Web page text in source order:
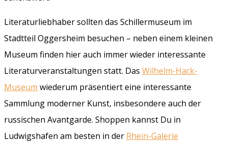
Literaturliebhaber sollten das Schillermuseum im
Stadtteil Oggersheim besuchen – neben einem kleinen
Museum finden hier auch immer wieder interessante
Literaturveranstaltungen statt. Das Wilhelm-Hack-
Museum wiederum präsentiert eine interessante
Sammlung moderner Kunst, insbesondere auch der
russischen Avantgarde. Shoppen kannst Du in
Ludwigshafen am besten in der Rhein-Galerie